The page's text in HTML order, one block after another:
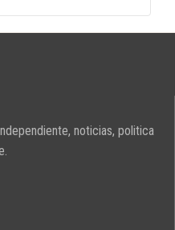
noticias, politica